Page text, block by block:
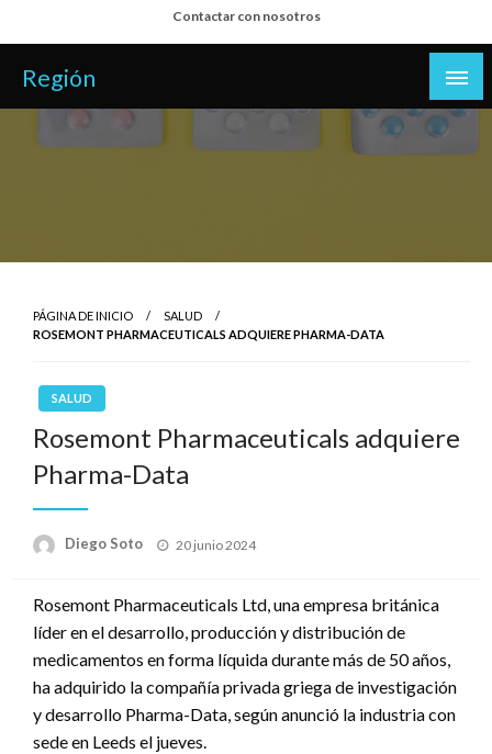
al
contenido
Contactar con nosotros
Región
PÁGINA DE INICIO
SALUD
ROSEMONT PHARMACEUTICALS ADQUIERE PHARMA-DATA
SALUD
Rosemont Pharmaceuticals adquiere
Pharma-Data
Diego Soto
Publicado
20 junio 2024
Rosemont Pharmaceuticals Ltd, una empresa británica
líder en el desarrollo, producción y distribución de
medicamentos en forma líquida durante más de 50 años,
ha adquirido la compañía privada griega de investigación
y desarrollo Pharma-Data, según anunció la industria con
sede en Leeds el jueves.